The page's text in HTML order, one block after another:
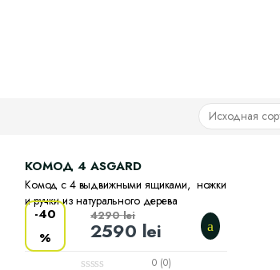
КОМОД 4 ASGARD
Комод с 4 выдвижными ящиками, ножки
и ручки из натурального дерева
-40
%
2590 lei
4290lei
0 (0)